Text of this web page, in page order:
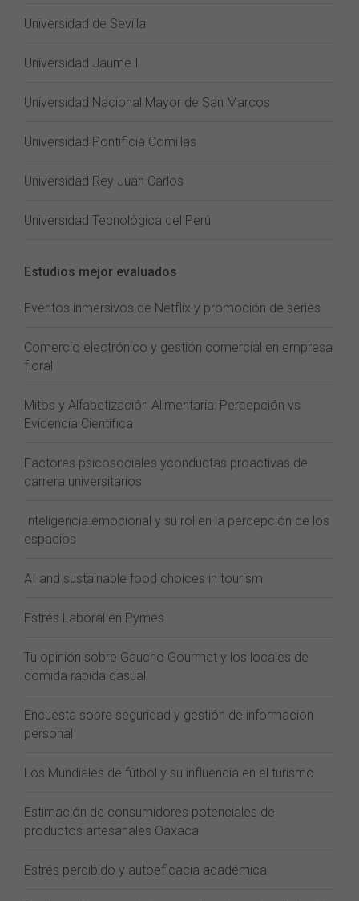
Universidad de Sevilla
Universidad Jaume I
Universidad Nacional Mayor de San Marcos
Universidad Pontificia Comillas
Universidad Rey Juan Carlos
Universidad Tecnológica del Perú
Estudios mejor evaluados
Eventos inmersivos de Netflix y promoción de series
Comercio electrónico y gestión comercial en empresa
floral
Mitos y Alfabetización Alimentaria: Percepción vs
Evidencia Científica
Factores psicosociales yconductas proactivas de
carrera universitarios
Inteligencia emocional y su rol en la percepción de los
espacios
AI and sustainable food choices in tourism
Estrés Laboral en Pymes
Tu opinión sobre Gaucho Gourmet y los locales de
comida rápida casual
Encuesta sobre seguridad y gestión de informacion
personal
Los Mundiales de fútbol y su influencia en el turismo
Estimación de consumidores potenciales de
productos artesanales Oaxaca
Estrés percibido y autoeficacia académica